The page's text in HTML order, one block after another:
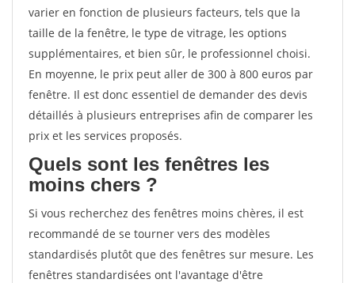
varier en fonction de plusieurs facteurs, tels que la
taille de la fenêtre, le type de vitrage, les options
supplémentaires, et bien sûr, le professionnel choisi.
En moyenne, le prix peut aller de 300 à 800 euros par
fenêtre. Il est donc essentiel de demander des devis
détaillés à plusieurs entreprises afin de comparer les
prix et les services proposés.
Quels sont les fenêtres les
moins chers ?
Si vous recherchez des fenêtres moins chères, il est
recommandé de se tourner vers des modèles
standardisés plutôt que des fenêtres sur mesure. Les
fenêtres standardisées ont l'avantage d'être